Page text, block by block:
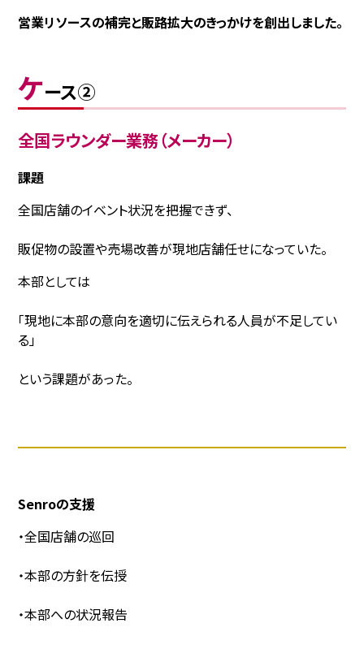
営業リソースの補完と販路拡大のきっかけを創出しました。
ケース②
全国ラウンダー業務（メーカー）
課題
全国店舗のイベント状況を把握できず、
販促物の設置や売場改善が現地店舗任せになっていた。
本部としては
「現地に本部の意向を適切に伝えられる人員が不足してい
る」
という課題があった。
Senroの支援
・全国店舗の巡回
・本部の方針を伝授
・本部への状況報告